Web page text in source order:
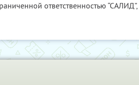
ответственностью “САЛИД”,